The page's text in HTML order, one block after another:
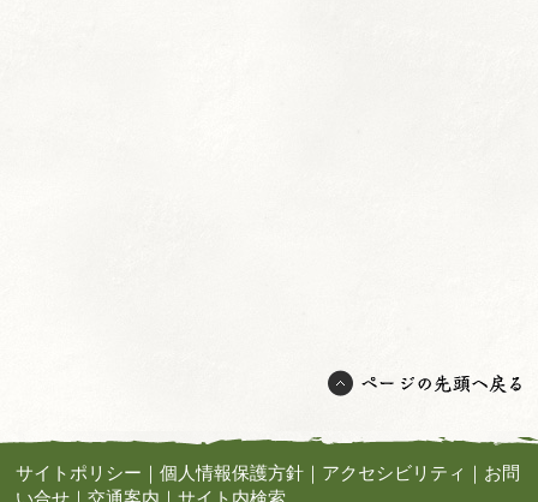
サイトポリシー ｜個人情報保護方針 ｜ アクセシビリティ ｜ お問
い合せ ｜交通案内 ｜サイト内検索